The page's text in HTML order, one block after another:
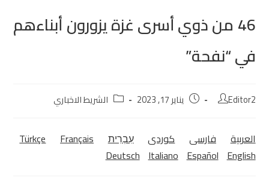
46 من ذوي أسرى غزة يزورون أبناءهم
في “نفحة”
Editor2 يناير 17, 2023 الشريط الاخباري
العربية فارسی كوردی‎ עִבְרִית Türkçe
Français
Deutsch Italiano Español English